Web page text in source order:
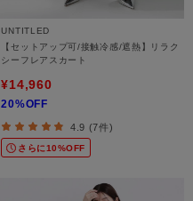
UNTITLED
【セットアップ可/接触冷感/遮熱】リラク
シーフレアスカート
¥14,960
20%OFF
4.9 (7件)
さらに10%OFF